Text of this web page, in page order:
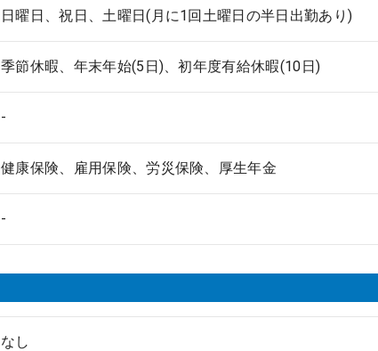
日曜日、祝日、土曜日(月に1回土曜日の半日出勤あり)
季節休暇、年末年始(5日)、初年度有給休暇(10日)
-
健康保険、雇用保険、労災保険、厚生年金
-
なし